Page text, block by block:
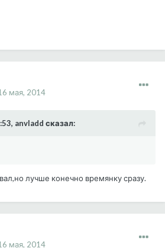
мая, 2014
anvladd сказал:
лучше конечно времянку сразу.
мая, 2014